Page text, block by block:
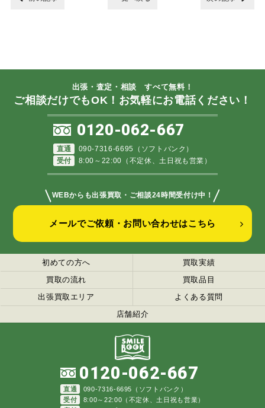
出張・査定・相談 すべて無料！
ご相談だけでもOK！お気軽にお電話ください！
0120-062-667
直通
090-7316-6695（ソフトバンク）
受付
8:00～22:00（不定休、土日祝も営業）
＼WEBからも出張買取・ご相談24時間受付け中！ ／
メールでご依頼・お問い合わせはこちら
初めての方へ
買取実績
買取の流れ
買取品目
出張買取エリア
よくある質問
店舗紹介
0120-062-667
直通
090-7316-6695（ソフトバンク）
受付
8:00～22:00（不定休、土日祝も営業）